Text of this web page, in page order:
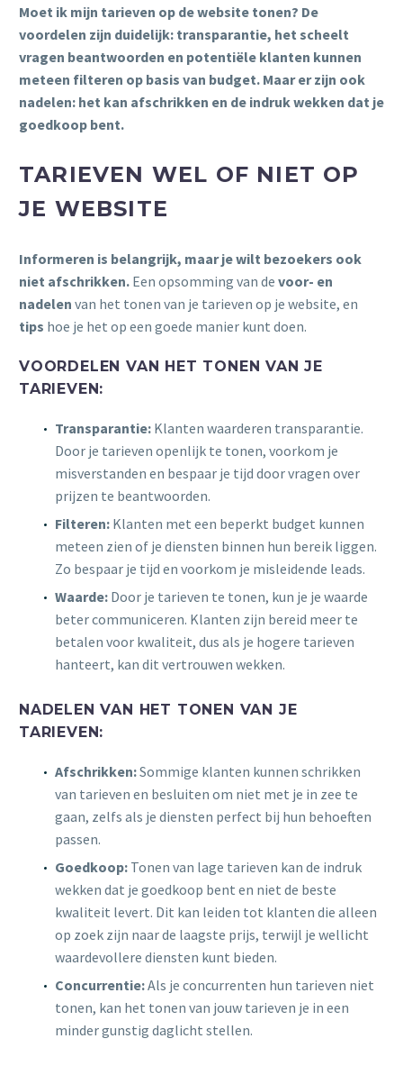
Moet ik mijn tarieven op de website tonen? De
voordelen zijn duidelijk: transparantie, het scheelt
vragen beantwoorden en potentiële klanten kunnen
meteen filteren op basis van budget. Maar er zijn ook
nadelen: het kan afschrikken en de indruk wekken dat je
goedkoop bent.
TARIEVEN WEL OF NIET OP
JE WEBSITE
Informeren is belangrijk, maar je wilt bezoekers ook
niet afschrikken. Een opsomming van de voor- en
nadelen van het tonen van je tarieven op je website, en
tips hoe je het op een goede manier kunt doen.
VOORDELEN VAN HET TONEN VAN JE
TARIEVEN:
Transparantie: Klanten waarderen transparantie.
Door je tarieven openlijk te tonen, voorkom je
misverstanden en bespaar je tijd door vragen over
prijzen te beantwoorden.
Filteren: Klanten met een beperkt budget kunnen
meteen zien of je diensten binnen hun bereik liggen.
Zo bespaar je tijd en voorkom je misleidende leads.
Waarde: Door je tarieven te tonen, kun je je waarde
beter communiceren. Klanten zijn bereid meer te
betalen voor kwaliteit, dus als je hogere tarieven
hanteert, kan dit vertrouwen wekken.
NADELEN VAN HET TONEN VAN JE
TARIEVEN:
Afschrikken:Sommige klanten kunnen schrikken
van tarieven en besluiten om niet met je in zee te
gaan, zelfs als je diensten perfect bij hun behoeften
passen.
Goedkoop: Tonen van lage tarieven kan de indruk
wekken dat je goedkoop bent en niet de beste
kwaliteit levert. Dit kan leiden tot klanten die alleen
op zoek zijn naar de laagste prijs, terwijl je wellicht
waardevollere diensten kunt bieden.
Concurrentie:Als je concurrenten hun tarieven niet
tonen, kan het tonen van jouw tarieven je in een
minder gunstig daglicht stellen.